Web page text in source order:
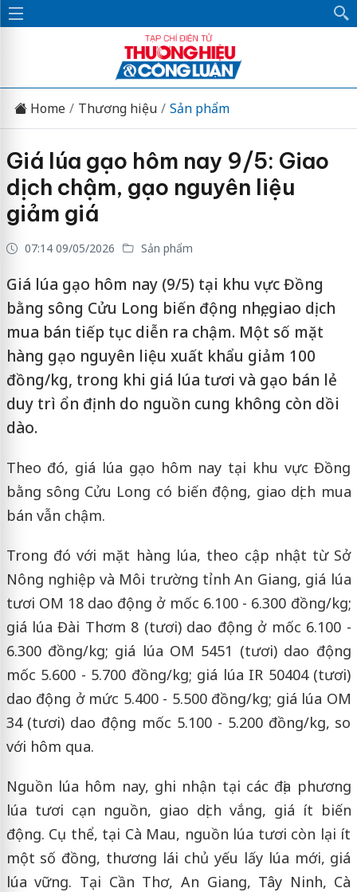
Home Thương hiệu Sản phẩm
Giá lúa gạo hôm nay 9/5: Giao
dịch chậm, gạo nguyên liệu
giảm giá
07:14 09/05/2026 Sản phẩm
Giá lúa gạo hôm nay (9/5) tại khu vực Đồng
bằng sông Cửu Long biến động nhẹ, giao dịch
mua bán tiếp tục diễn ra chậm. Một số mặt
hàng gạo nguyên liệu xuất khẩu giảm 100
đồng/kg, trong khi giá lúa tươi và gạo bán lẻ
duy trì ổn định do nguồn cung không còn dồi
dào.
Theo đó, giá lúa gạo hôm nay tại khu vực Đồng
bằng sông Cửu Long có biến động, giao dịch mua
bán vẫn chậm.
Trong đó với mặt hàng lúa, theo cập nhật từ Sở
Nông nghiệp và Môi trường tỉnh An Giang, giá lúa
tươi OM 18 dao động ở mốc 6.100 - 6.300 đồng/kg;
giá lúa Đài Thơm 8 (tươi) dao động ở mốc 6.100 -
6.300 đồng/kg; giá lúa OM 5451 (tươi) dao động
mốc 5.600 - 5.700 đồng/kg; giá lúa IR 50404 (tươi)
dao động ở mức 5.400 - 5.500 đồng/kg; giá lúa OM
34 (tươi) dao động mốc 5.100 - 5.200 đồng/kg, so
với hôm qua.
Nguồn lúa hôm nay, ghi nhận tại các địa phương
lúa tươi cạn nguồn, giao dịch vắng, giá ít biến
động. Cụ thể, tại Cà Mau, nguồn lúa tươi còn lại ít
một số đồng, thương lái chủ yếu lấy lúa mới, giá
lúa vững. Tại Cần Thơ, An Giang, Tây Ninh, Cà